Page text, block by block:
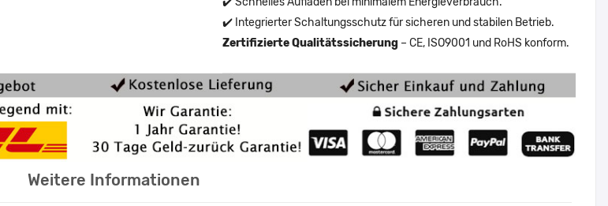
✔️ Integrierter Schaltungsschutz für sicheren und stabilen Betrieb.
Zertifizierte Qualitätssicherung – CE, ISO9001 und RoHS konform.
Weitere Informationen